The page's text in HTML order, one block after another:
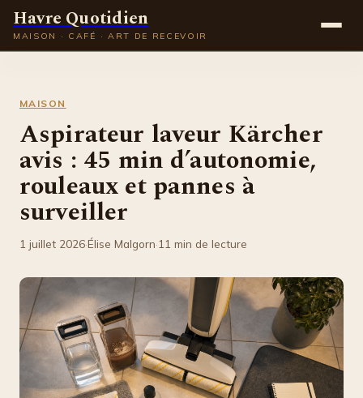
Havre Quotidien
MAISON · CAFÉ · ART DE RECEVOIR
Déco
Lifestyle
MAISON
Aspirateur laveur Kärcher
avis : 45 min d’autonomie,
rouleaux et pannes à
surveiller
1 juillet 2026·Élise Malgorn·11 min de lecture